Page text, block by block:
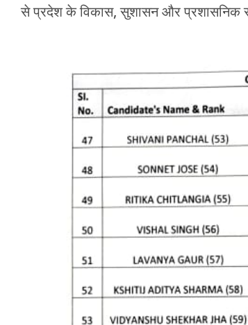
से प्रदेश के विकास, सुशासन और प्रशासनिक